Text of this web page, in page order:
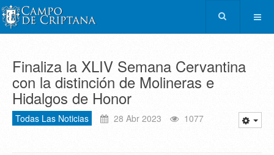
Finaliza la XLIV Semana Cervantina
con la distinción de Molineras e
Hidalgos de Honor
Todas Las Noticias 28 Abr 2023 1077